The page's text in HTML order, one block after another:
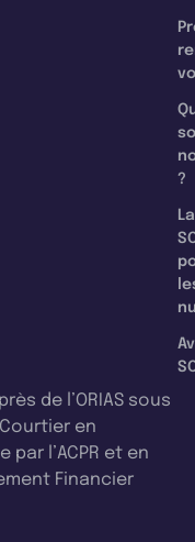
?
La
de l’ORIAS sous
en
l’ACPR et en
Financier